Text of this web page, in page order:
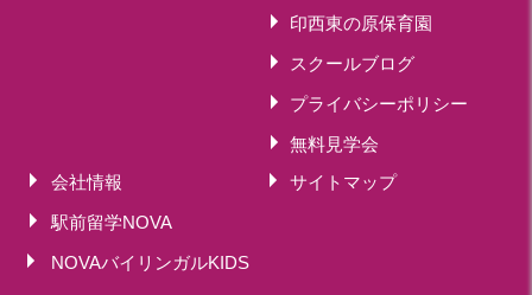
印西東の原保育園
スクールブログ
プライバシーポリシー
無料見学会
会社情報
サイトマップ
駅前留学NOVA
NOVAバイリンガルKIDS